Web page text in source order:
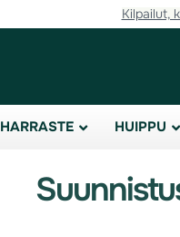
Kilpailut,
HARRASTE HUIPPU